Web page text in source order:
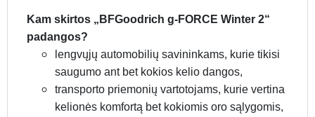
Kam skirtos „BFGoodrich g-FORCE Winter 2“
padangos?
lengvųjų automobilių savininkams, kurie tikisi
saugumo ant bet kokios kelio dangos,
transporto priemonių vartotojams, kurie vertina
kelionės komfortą bet kokiomis oro sąlygomis,